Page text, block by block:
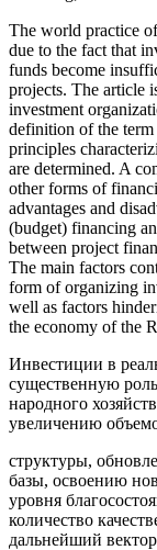
The world practice
due to the fact that
funds become
projects. The article
investment
definition of the term
principles
are determined. A
other forms of
advantages and
(budget) financing
between project
The main factors
form of organizing
well as factors
the economy of the
Инвестиции в
существенную
народного
увеличению
структуры,
базы, освоению
уровня
количество
дальнейший вектор